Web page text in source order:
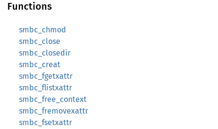
Functions
smbc_chmod
smbc_close
smbc_closedir
smbc_creat
smbc_fgetxattr
smbc_flistxattr
smbc_free_context
smbc_fremovexattr
smbc_fsetxattr